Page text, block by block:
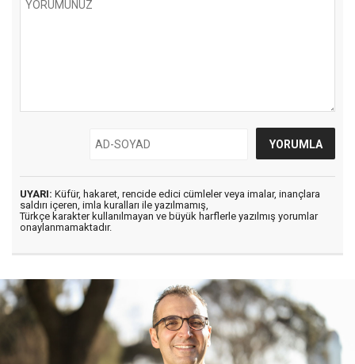
UYARI: Küfür, hakaret, rencide edici cümleler veya imalar, inançlara
saldırı içeren, imla kuralları ile yazılmamış,
Türkçe karakter kullanılmayan ve büyük harflerle yazılmış yorumlar
onaylanmamaktadır.